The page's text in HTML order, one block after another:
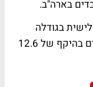
בגודלה
בישראל, מיטבית עתודות, שמנהלת נכסים בהיקף של 12.6